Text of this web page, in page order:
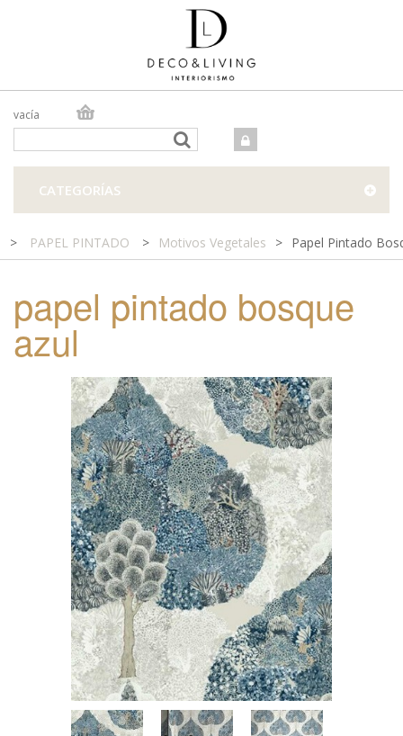
vacía
TIENDA FÍSICA
CATEGORÍAS
> PAPEL PINTADO > Motivos Vegetales > Papel Pintado
papel pintado bosque
azul